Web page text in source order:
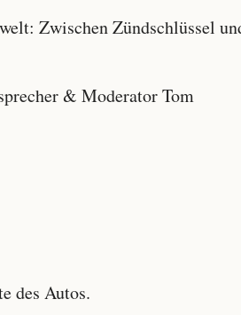
Zwischen Zündschlüssel
& Moderator Tom
des Autos.